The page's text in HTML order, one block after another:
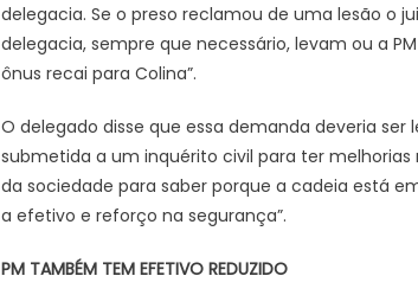
delegacia. Se o preso reclamou de uma lesão o
delegacia, sempre que necessário, levam ou a
ônus recai para Colina”.
O delegado disse que essa demanda deveria ser
submetida a um inquérito civil para ter melhorias
da sociedade para saber porque a cadeia está
a efetivo e reforço na segurança”.
PM TAMBÉM TEM EFETIVO REDUZIDO